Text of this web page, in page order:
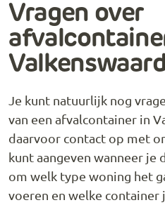
Vragen over
Je kunt natuurlijk nog
van een afvalcontainer in
daarvoor contact op met
kunt aangeven wanneer je
om welk type woning het
voeren en welke container